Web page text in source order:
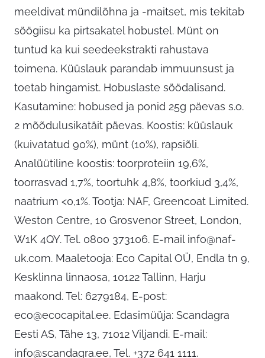
meeldivat mündilõhna ja -maitset, mis tekitab
söögiisu ka pirtsakatel hobustel. Münt on
tuntud ka kui seedeekstrakti rahustava
toimena. Küüslauk parandab immuunsust ja
toetab hingamist. Hobuslaste söödalisand.
Kasutamine: hobused ja ponid 25g päevas s.o.
2 mõõdulusikatäit päevas. Koostis: küüslauk
(kuivatatud 90%), münt (10%), rapsiõli.
Analüütiline koostis: toorproteiin 19,6%,
toorrasvad 1,7%, toortuhk 4,8%, toorkiud 3,4%,
naatrium <0,1%. Tootja: NAF, Greencoat Limited.
Weston Centre, 10 Grosvenor Street, London,
W1K 4QY. Tel. 0800 373106. E-mail info@naf-
uk.com. Maaletooja: Eco Capital OÜ, Endla tn 9,
Kesklinna linnaosa, 10122 Tallinn, Harju
maakond. Tel: 6279184, E-post:
eco@ecocapital.ee. Edasimüüja: Scandagra
Eesti AS, Tähe 13, 71012 Viljandi. E-mail:
info@scandagra.ee, Tel. +372 641 1111.